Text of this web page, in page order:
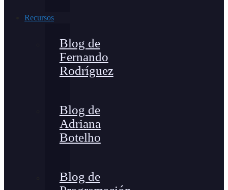
Recursos
Blog de
Fernando
Rodríguez
Blog de
Adriana
Botelho
Blog de